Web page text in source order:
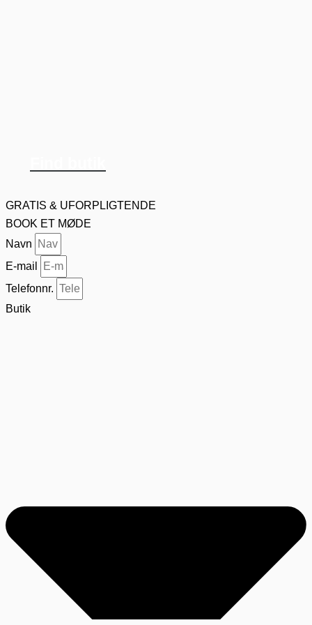
GRATIS & UFORPLIGTENDE
BOOK ET MØDE
Navn
E-mail
Telefonnr.
Butik